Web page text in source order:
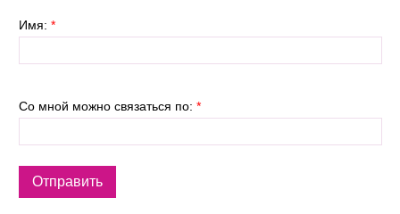
Имя: *
Со мной можно связаться по: *